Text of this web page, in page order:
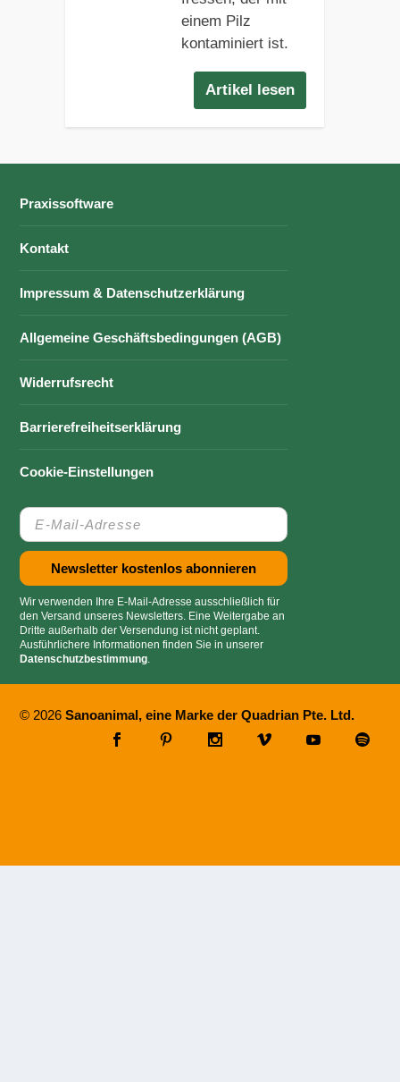
einem Pilz
kontaminiert ist.
Artikel lesen
Praxissoftware
Kontakt
Impressum & Datenschutzerklärung
Allgemeine Geschäftsbedingungen (AGB)
Widerrufsrecht
Barrierefreiheitserklärung
Cookie-Einstellungen
Wir verwenden Ihre E-Mail-Adresse ausschließlich für
den Versand unseres Newsletters. Eine Weitergabe an
Dritte außerhalb der Versendung ist nicht geplant.
Ausführlichere Informationen finden Sie in unserer
Datenschutzbestimmung.
© 2026Sanoanimal, eine Marke der Quadrian Pte. Ltd.